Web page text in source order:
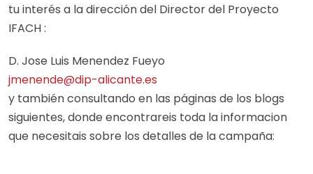
tu interés a la dirección del Director del Proyecto
IFACH :
D. Jose Luis Menendez Fueyo
jmenende@dip-alicante.es
y también consultando en las páginas de los blogs
siguientes, donde encontrareis toda la informacion
que necesitais sobre los detalles de la campaña: